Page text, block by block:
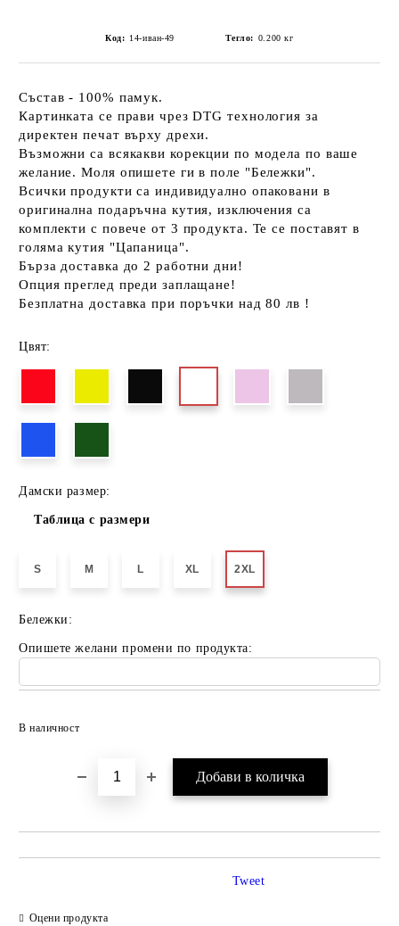
Код: 14-иван-49 Тегло: 0.200 кг
Състав - 100% памук.
Картинката се прави чрез DTG технология за
директен печат върху дрехи.
Възможни са всякакви корекции по модела по ваше
желание. Моля опишете ги в поле "Бележки".
Всички продукти са индивидуално опаковани в
оригинална подаръчна кутия, изключения са
комплекти с повече от 3 продукта. Те се поставят в
голяма кутия "Цапаница".
Бърза доставка до 2 работни дни!
Опция преглед преди заплащане!
Безплатна доставка при поръчки над 80 лв !
Цвят:
Дамски размер:
Таблица с размери
S M L XL 2XL
Бележки:
Опишете желани промени по продукта:
В наличност
Оцени продукта
Tweet